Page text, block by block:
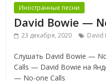
Иностранные песни
David Bowie —
23 декабря, 2020 David
Слушать David Bowie —
Calls — David Bowie на
— No-one Calls